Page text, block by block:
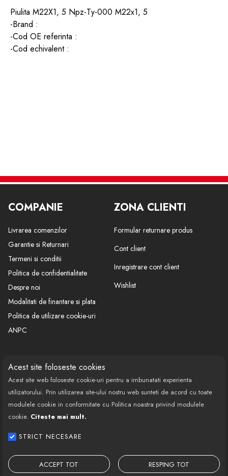
Acest site foloseste cookies
Acest site web foloseste cookie-uri pentru a imbunatati experienta
utilizatorului. Prin utilizarea site-ului nostru web sunteti de acord cu toate
modulele cookie in conformitate cu Politica noastra privind modulele
cookie. Citeste mai mult.
STRICT NECESARE
ACCEPT TOT RESPING TOT
Piulita M22X1, 5 Npz-Ty-000 M22x1, 5
-Brand :
-Cod OE referinta :
-Cod echivalent :
COMPANIE
Livrarea comenzilor
Garantie si Returnari
Termeni si conditii
Politica de confidentialitate
Despre noi
Modalitati de finantare si plata
Politica de utilizare cookie-uri
ANPC
ZONA CLIENTI
Formular returnare produs
Cont client
Inregistrare cont client
Wishlist
CONTACT
Call Center: 0377 100 941
Program de lucru: Luni-Vineri
08:00 - 18:00
Email: contact@bestautovest.ro
SRL CUI: 32372789, Reg.Com.:
J02/1129/2013